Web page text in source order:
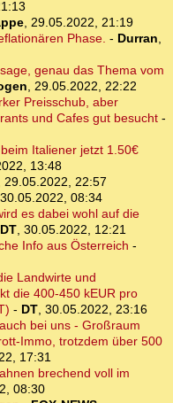
, 29.05.2022, 21:19
Phase. - Durran,
genau das Thema vom
, 29.05.2022, 22:22
Preisschub, aber
und Cafes gut besucht -
Italiener jetzt 1.50€
13:48
29.05.2022, 22:57
30.05.2022, 08:34
es dabei wohl auf die
DT, 30.05.2022, 12:21
Info aus Österreich -
Landwirte und
die 400-450 kEUR pro
- DT, 30.05.2022, 23:16
bei uns - Großraum
Immo, trotzdem über 500
17:31
brechend voll im
08:30